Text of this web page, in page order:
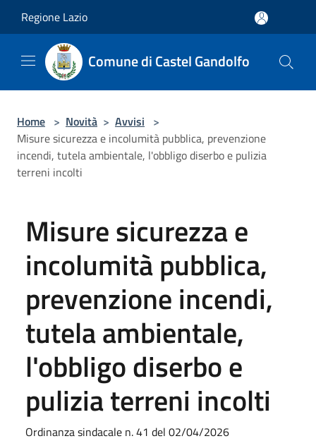
Regione Lazio
Comune di Castel Gandolfo
Home > Novità > Avvisi >
Misure sicurezza e incolumità pubblica, prevenzione
incendi, tutela ambientale, l'obbligo diserbo e pulizia
terreni incolti
Misure sicurezza e
incolumità pubblica,
prevenzione incendi,
tutela ambientale,
l'obbligo diserbo e
pulizia terreni incolti
Ordinanza sindacale n. 41 del 02/04/2026